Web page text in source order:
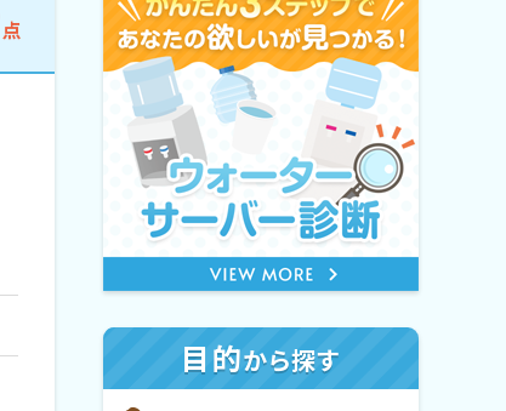
点
目的から探す